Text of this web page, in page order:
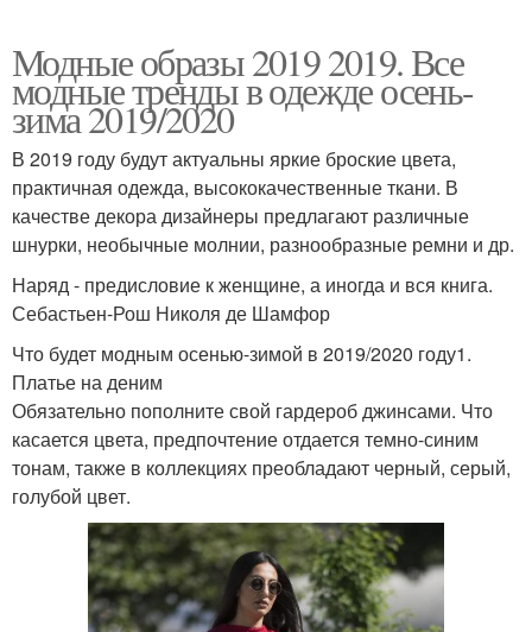
Модные образы 2019 2019. Все
модные тренды в одежде осень-
зима 2019/2020
В 2019 году будут актуальны яркие броские цвета,
практичная одежда, высококачественные ткани. В
качестве декора дизайнеры предлагают различные
шнурки, необычные молнии, разнообразные ремни и др.
Наряд - предисловие к женщине, а иногда и вся книга.
Себастьен-Рош Николя де Шамфор
Что будет модным осенью-зимой в 2019/2020 году1.
Платье на деним
Обязательно пополните свой гардероб джинсами. Что
касается цвета, предпочтение отдается темно-синим
тонам, также в коллекциях преобладают черный, серый,
голубой цвет.